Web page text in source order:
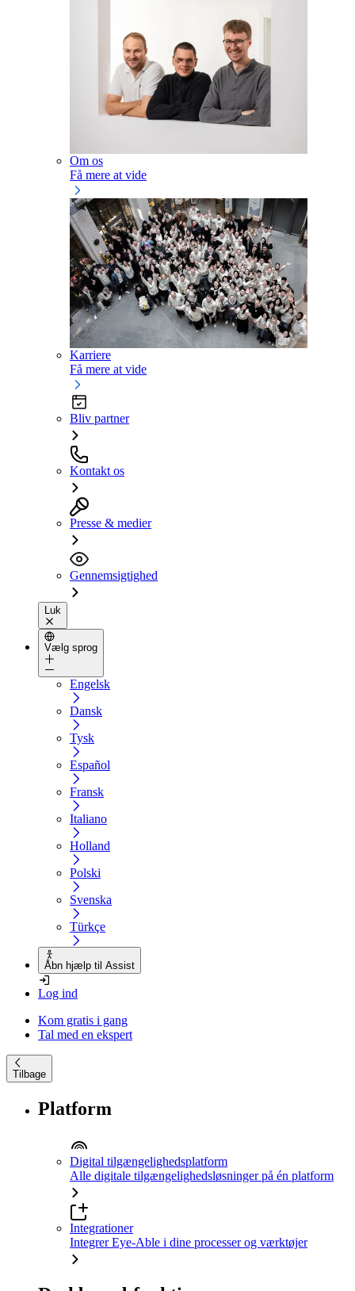
Om os
Få mere at vide
Karriere
Få mere at vide
Bliv partner
Kontakt os
Presse & medier
Gennemsigtighed
Luk
Vælg sprog
Engelsk
Dansk
Tysk
Español
Fransk
Italiano
Holland
Polski
Svenska
Türkçe
Åbn hjælp til Assist
Log ind
Kom gratis i gang
Tal med en ekspert
Tilbage
Platform
Digital tilgængelighedsplatform
Alle digitale tilgængelighedsløsninger på én platform
Integrationer
Integrer Eye-Able i dine processer og værktøjer